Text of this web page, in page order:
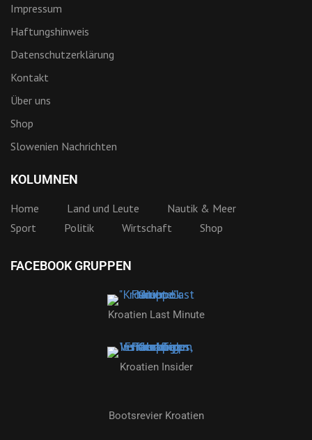
Impressum
Haftungshinweis
Datenschutzerklärung
Kontakt
Über uns
Shop
Slowenien Nachrichten
KOLUMNEN
Home Land und Leute
Nautik & Meer
Sport
Politik Wirtschaft Shop
FACEBOOK GRUPPEN
Kroatien Last Minute
Kroatien Insider
Bootsrevier Kroatien